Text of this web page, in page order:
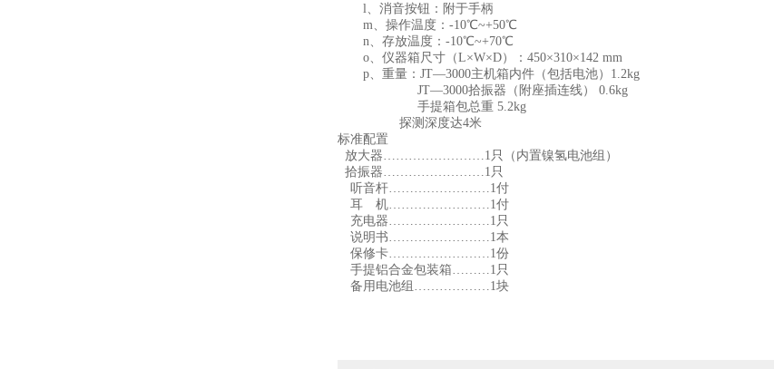
l、消音按钮：附于手柄
m、操作温度：-10℃~+50℃
n、存放温度：-10℃~+70℃
o、仪器箱尺寸（L×W×D）：450×310×142 mm
p、重量：JT—3000主机箱内件（包括电池）1.2kg
JT—3000拾振器（附座插连线） 0.6kg
手提箱包总重 5.2kg
探测深度达4米
标准配置
放大器……………………1只（内置镍氢电池组）
拾振器……………………1只
听音杆……………………1付
耳 机……………………1付
充电器……………………1只
说明书……………………1本
保修卡……………………1份
手提铝合金包装箱………1只
备用电池组………………1块